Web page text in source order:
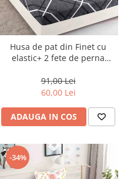
Husa de pat din Finet cu
elastic+ 2 fete de perna
91,00 Lei
60,00 Lei
ADAUGA IN COS
-34%